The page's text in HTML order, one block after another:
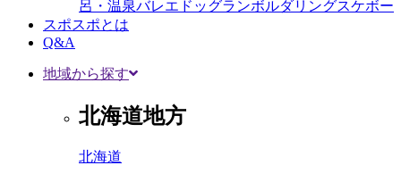
呂・温泉バレエ ドッグランボルダリングスケボー
スポスポとは
Q&A
地域から探す
北海道地方
北海道